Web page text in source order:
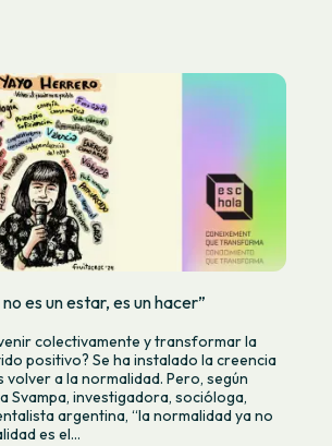
es un estar, es un hacer”
colectivamente y transformar la
positivo? Se ha instalado la creencia
volver a la normalidad. Pero, según
Svampa, investigadora, socióloga,
argentina, “la normalidad ya no
es el...